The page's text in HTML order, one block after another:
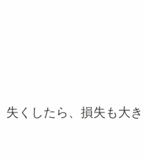
くしたら、損失も大き